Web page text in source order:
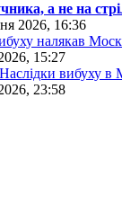
а не на
2026, 16:36
налякав
15:27
вибуху в
23:58